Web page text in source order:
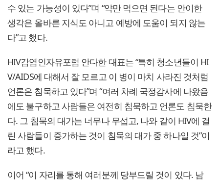
수 있는 가능성이 있다”며 “약만 먹으면 된다는 안이한
생각은 올바른 지식도 아니고 예방에 도움이 되지 않는
다”고 했다.
HIV감염인자유포럼 안다한 대표는 “특히 청소년들이 HI
V/AIDS에 대해서 잘 모르고 이 병이 마치 사라진 것처럼
언론은 침묵하고 있다”며 “여러 차례 국정감사에 나왔음
에도 불구하고 사람들은 여전히 침묵하고 언론도 침묵한
다. 그 침묵의 대가는 너무나 무섭고, 나와 같이 HIV에 걸
린 사람들이 증가하는 것이 침묵의 대가 중 하나일 것”이
라고 했다.
이어 “이 자리를 통해 여러분께 당부드릴 것이 있다. 남